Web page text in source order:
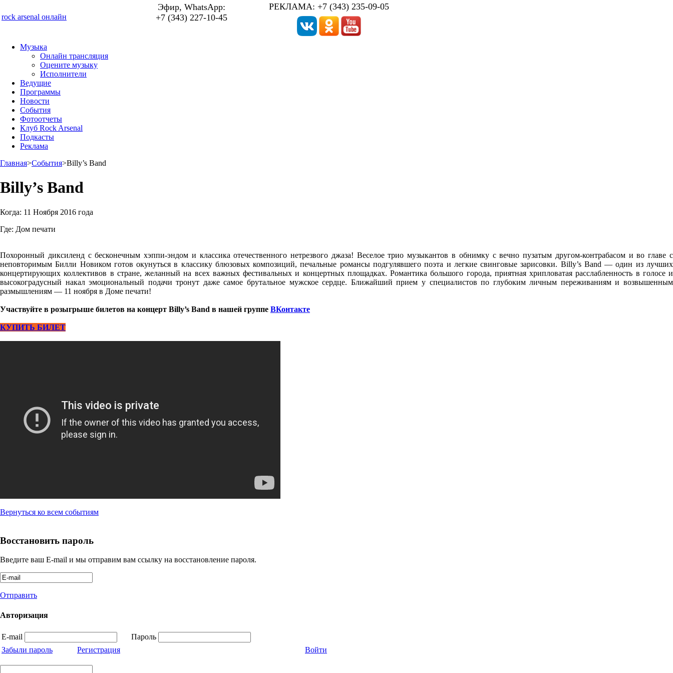
rock arsenal онлайн
Эфир, WhatsApp:
+7 (343) 227-10-45
РЕКЛАМА: +7 (343) 235-09-05
Музыка
Онлайн трансляция
Оцените музыку
Исполнители
Ведущие
Программы
Новости
События
Фотоотчеты
Клуб Rock Arsenal
Подкасты
Реклама
Главная>События>Billy’s Band
Billy’s Band
Когда: 11 Ноября 2016 года
Где: Дом печати
Похоронный диксиленд с бесконечным хэппи-эндом и классика отечественного нетрезвого джаза! Веселое трио музыкантов в обнимку с вечно пузатым другом-контрабасом и во главе с
неповторимым Билли Новиком готов окунуться в классику блюзовых композиций, печальные романсы подгулявшего поэта и легкие свинговые зарисовки. Billy’s Band — один из лучших
концертирующих коллективов в стране, желанный на всех важных фестивальных и концертных площадках. Романтика большого города, приятная хрипловатая расслабленность в голосе и
высокоградусный накал эмоциональный подачи тронут даже самое брутальное мужское сердце. Ближайший прием у специалистов по глубоким личным переживаниям и возвышенным
размышлениям — 11 ноября в Доме печати!
Участвуйте в розыгрыше билетов на концерт Billy’s Band в нашей группе ВКонтакте
КУПИТЬ БИЛЕТ
Вернуться ко всем событиям
Восстановить пароль
Введите ваш E-mail и мы отправим вам ссылку на восстановление пароля.
Отправить
Авторизация
E-mail
Пароль
Забыли пароль
Регистрация Войти